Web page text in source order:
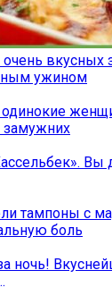
вкусных
ужином
замужних
Вы
тампоны с
боль
ночь!